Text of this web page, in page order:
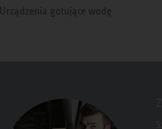
Urządzenia gotujące wodę